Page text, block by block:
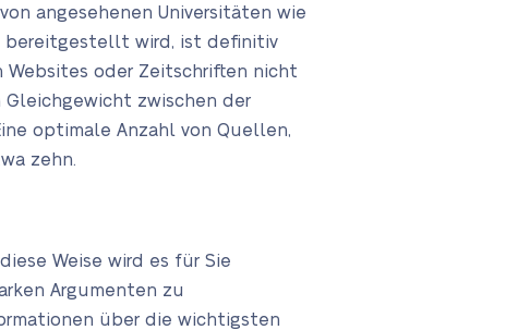
angesehenen Universitäten wie
bereitgestellt wird, ist definitiv
Websites oder Zeitschriften nicht
Gleichgewicht zwischen der
optimale Anzahl von Quellen,
zehn.
Weise wird es für Sie
Argumenten zu
über die wichtigsten